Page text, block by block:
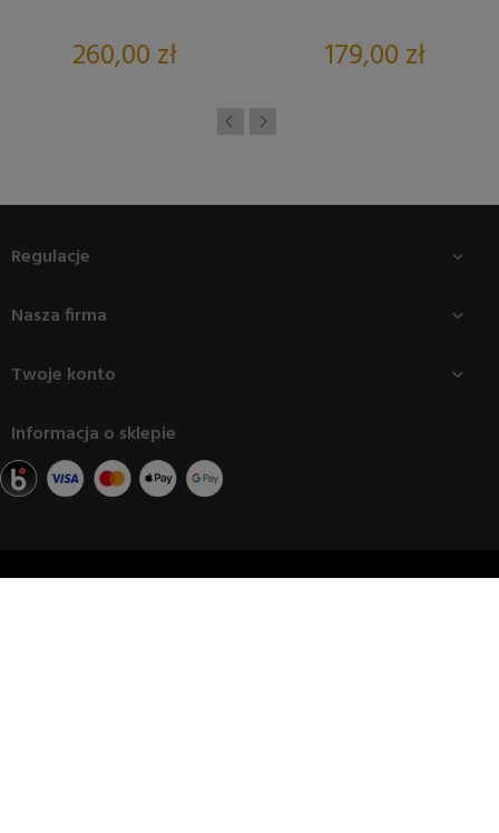
Cena
260,00 zł Cena
179,00 zł
Regulacje 
Nasza firma 
Twoje konto 
Informacja o sklepie